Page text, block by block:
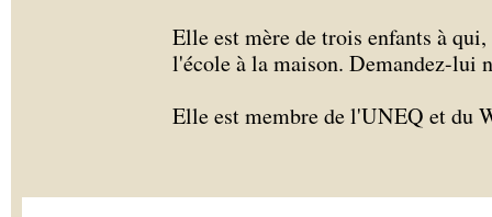
Elle est mère de trois enfants à
l'école à la maison. Demandez-
Elle est membre de l'UNEQ et du